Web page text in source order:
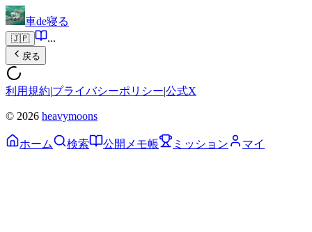
車de寝る
🇯🇵 ...
戻る
利用規約|プライバシーポリシー|公式X
© 2026 heavymoons
ホーム 検索 公開メモ帳 ミッション マイ